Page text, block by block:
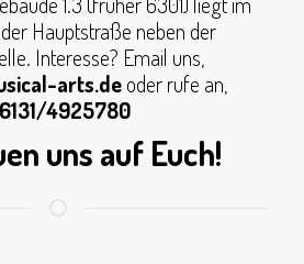
Hauptstraße neben der
Interesse? Email uns,
arts.deoder rufe an,
4925780
uns auf Euch!